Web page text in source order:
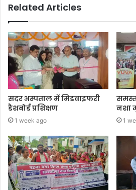
Related Articles
सदर अस्पताल में मिडवाइफरी
डैशबोर्ड प्रशिक्षण
1 week ago
नशा
1